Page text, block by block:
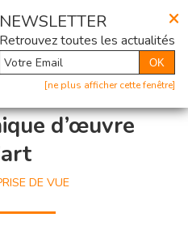
×
NEWSLETTER
Retrouvez toutes les actualités
OK
[ne plus afficher cette fenêtre]
@ Newsletter
d’œuvre
DE VUE